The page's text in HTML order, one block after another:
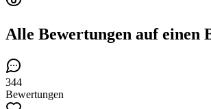
Alle Bewertungen auf einen
344
Bewertungen